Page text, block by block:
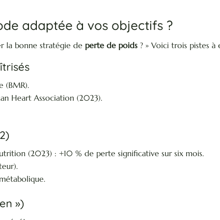
adaptée à vos objectifs ?
la bonne stratégie de perte de poids ? » Voici trois pistes à
(BMR).
Heart Association (2023).
(2023) : +10 % de perte significative sur six mois.
»)